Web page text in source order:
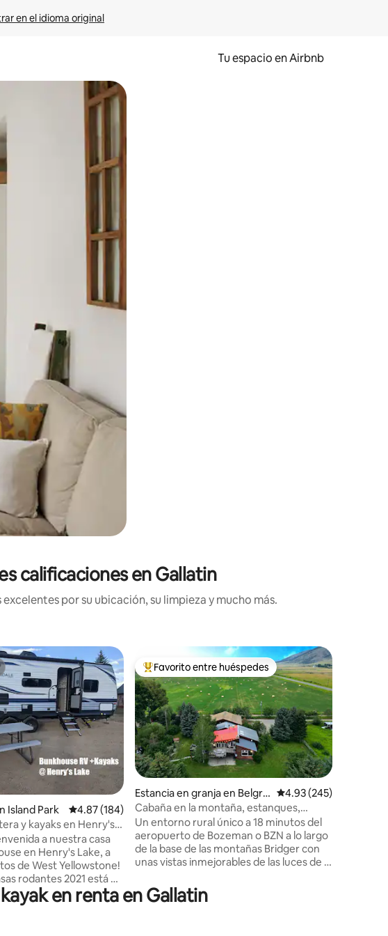
en el idioma original
Tu espacio en Airbnb
abajo, o bien tocando y deslizando la pantalla.
calificaciones en Gallatin
por su ubicación, su limpieza y mucho más.
379 evaluaciones
Island Park Calificación promedio: 4.87 de 5; 184 evaluaciones
4.87 (184)
y kayaks en Henry's
a nuestra casa
en Henry's Lake, a
de West Yellowstone!
rodantes 2021 está en
de 1/4 de acre y tiene
como wifi gratuito.
De los mejores en Favorito entre huéspedes
Favorito entre huéspedes
Estancia en granja en Belgra
do
Calificación promedio:
4.93 (245)
Cabaña en la montaña, estanques,
manantial, vistas, 5 acres
Un entorno rural único a 18 minutos del
aeropuerto de Bozeman o BZN a lo largo
de la base de las montañas Bridger con
unas vistas inmejorables de las luces de la
natural susurra y 4 hermosos estanques
cubiertos de lilypad con exuberantes
en renta en Gallatin